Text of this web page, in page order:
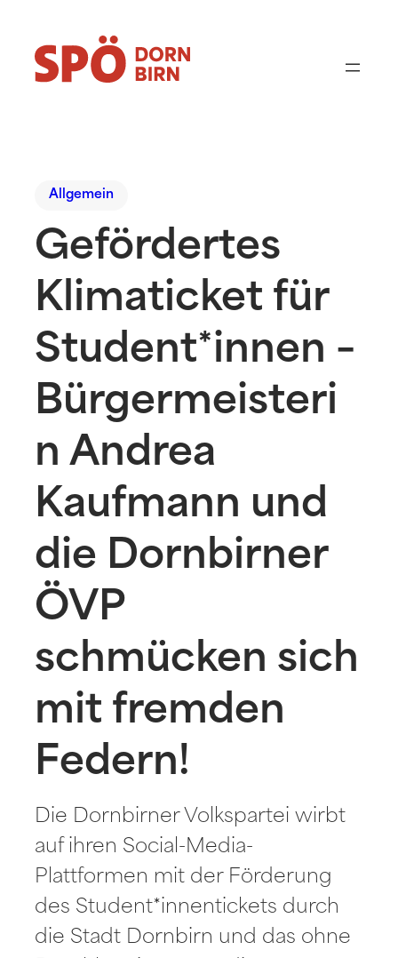
Allgemein
Gefördertes
Klimaticket für
Student*innen –
Bürgermeisteri
n Andrea
Kaufmann und
die Dornbirner
ÖVP
schmücken sich
mit fremden
Federn!
Die Dornbirner Volkspartei wirbt
auf ihren Social-Media-
Plattformen mit der Förderung
des Student*innentickets durch
die Stadt Dornbirn und das ohne